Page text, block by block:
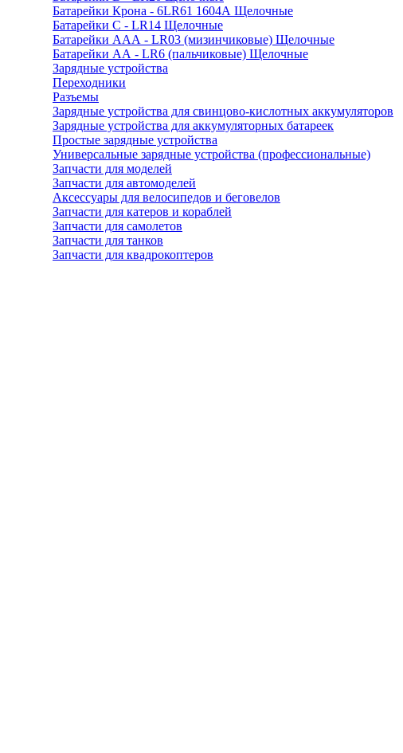
Батарейки Крона - 6LR61 1604A Щелочные
Батарейки C - LR14 Щелочные
Батарейки AAA - LR03 (мизинчиковые) Щелочные
Батарейки AA - LR6 (пальчиковые) Щелочные
Зарядные устройства
Переходники
Разъемы
Зарядные устройства для свинцово-кислотных аккумуляторов
Зарядные устройства для аккумуляторных батареек
Простые зарядные устройства
Универсальные зарядные устройства (профессиональные)
Запчасти для моделей
Запчасти для автомоделей
Аксессуары для велосипедов и беговелов
Запчасти для катеров и кораблей
Запчасти для самолетов
Запчасти для танков
Запчасти для квадрокоптеров